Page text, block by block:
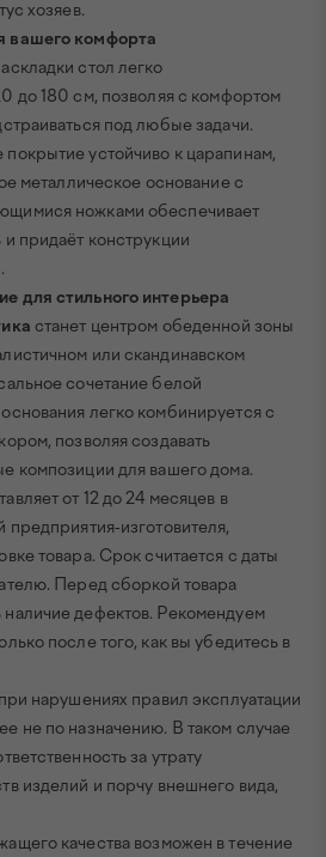
хозяев.
вашего комфорта
стол легко
до 180 см, позволяя с комфортом
под любые задачи.
устойчиво к царапинам,
металлическое основание с
ножками обеспечивает
придаёт конструкции
для стильного интерьера
станет центром обеденной зоны
или скандинавском
сочетание белой
легко комбинируется с
позволяя создавать
композиции для вашего дома.
от 12 до 24 месяцев в
предприятия-изготовителя,
товара. Срок считается с даты
Перед сборкой товара
дефектов. Рекомендуем
после того, как вы убедитесь в
нарушениях правил эксплуатации
не по назначению. В таком случае
за утрату
изделий и порчу внешнего вида,
качества возможен в течение